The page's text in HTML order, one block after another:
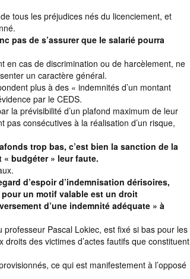
tous les préjudices nés du licenciement, et
pas de s’assurer que le salarié pourra
en cas de discrimination ou de harcèlement, ne
un caractère général.
plus à des « indemnités d’un montant
par le CEDS.
la prévisibilité d’un plafond maximum de leur
consécutives à la réalisation d’un risque,
trop bas, c’est bien la sanction de la
budgéter » leur faute.
d’espoir d’indemnisation dérisoires,
pour un motif valable est un droit
d’une indemnité adéquate » à
Pascal Lokiec, est fixé si bas pour les
des victimes d’actes fautifs que constituent
ce qui est manifestement à l’opposé